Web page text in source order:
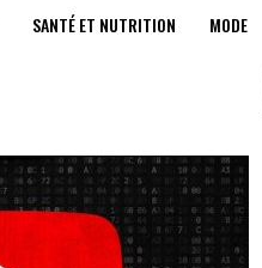
SANTÉ ET NUTRITION MODE